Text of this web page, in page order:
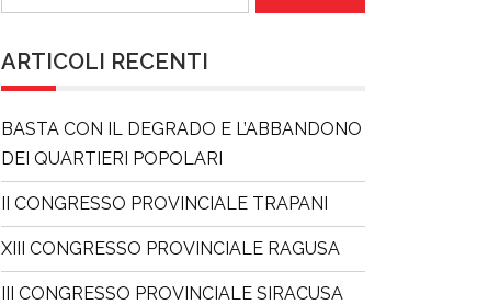
per:
ARTICOLI RECENTI
BASTA CON IL DEGRADO E L’ABBANDONO
DEI QUARTIERI POPOLARI
II CONGRESSO PROVINCIALE TRAPANI
XIII CONGRESSO PROVINCIALE RAGUSA
III CONGRESSO PROVINCIALE SIRACUSA